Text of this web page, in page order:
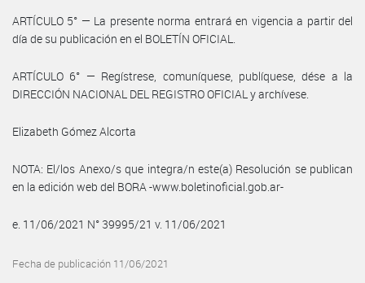
ARTÍCULO 5° — La presente norma entrará en vigencia a partir del
día de su publicación en el BOLETÍN OFICIAL.
ARTÍCULO 6° — Regístrese, comuníquese, publíquese, dése a la
DIRECCIÓN NACIONAL DEL REGISTRO OFICIAL y archívese.
Elizabeth Gómez Alcorta
NOTA: El/los Anexo/s que integra/n este(a) Resolución se publican
en la edición web del BORA -www.boletinoficial.gob.ar-
e. 11/06/2021 N° 39995/21 v. 11/06/2021
Fecha de publicación 11/06/2021